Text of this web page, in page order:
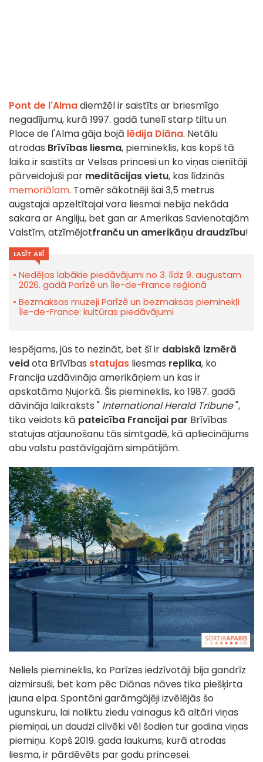
Pont de l'Almadiemžēl ir saistīts ar briesmīgo
negadījumu, kurā 1997. gadā tunelī starp tiltu un
Place de l'Alma gāja bojā lēdija Diāna. Netālu
atrodas Brīvības liesma, piemineklis, kas kopš tā
laika ir saistīts ar Velsas princesi un ko viņas cienītāji
pārveidojuši par meditācijas vietu, kas līdzinās
memoriālam. Tomēr sākotnēji šai 3,5 metrus
augstajai apzeltītajai vara liesmai nebija nekāda
sakara ar Angliju, bet gan ar Amerikas Savienotajām
Valstīm, atzīmējotfranču un amerikāņu draudzību!
LASĪT ARĪ
Nedēļas labākie piedāvājumi no 3. līdz 9. augustam
2026. gadā Parīzē un Île-de-France reģionā
Bezmaksas muzeji Parīzē un bezmaksas pieminekļi
Île-de-France: kultūras piedāvājumi
Iespējams, jūs to nezināt, bet šī ir dabiskā izmērā
veidota Brīvības statujas liesmas replika, ko
Francija uzdāvināja amerikāņiem un kas ir
apskatāma Ņujorkā. Šis piemineklis, ko 1987. gadā
dāvināja laikraksts " International Herald Tribune",
tika veidots kā pateicība Francijai par Brīvības
statujas atjaunošanu tās simtgadē, kā apliecinājums
abu valstu pastāvīgajām simpātijām.
Neliels piemineklis, ko Parīzes iedzīvotāji bija gandrīz
aizmirsuši, bet kam pēc Diānas nāves tika piešķirta
jauna elpa. Spontāni garāmgājēji izvēlējās šo
ugunskuru, lai noliktu ziedu vainagus kā altāri viņas
piemiņai, un daudzi cilvēki vēl šodien tur godina viņas
piemiņu. Kopš 2019. gada laukums, kurā atrodas
liesma, ir pārdēvēts par godu princesei.